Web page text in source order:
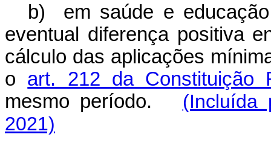
b) em saúde e
eventual diferença positiva
cálculo das aplicações
o art. 212 da Constituição
mesmo período. (Incluída
2021)